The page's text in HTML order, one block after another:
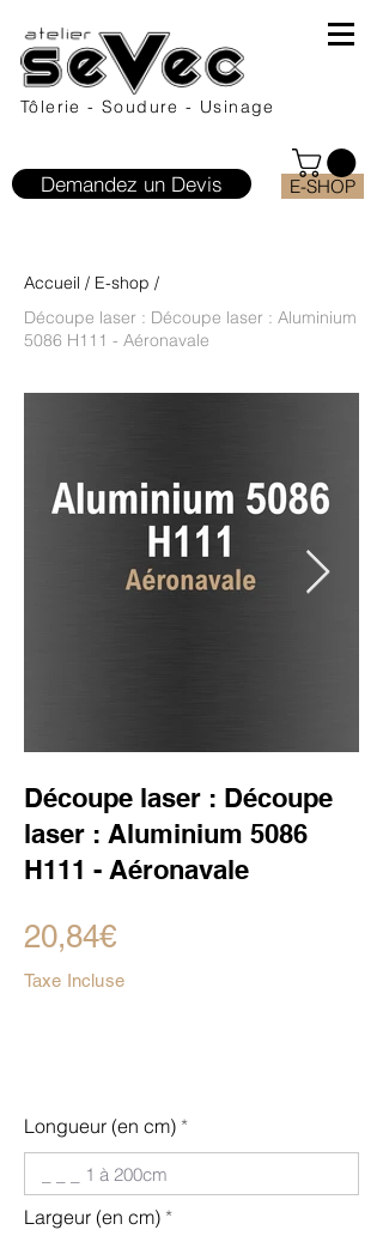
Tôlerie - Soudure - Usinage
E-SHOP
Demandez un Devis
Accueil / E-shop /
Découpe laser : Découpe laser : Aluminium
5086 H111 - Aéronavale
Découpe laser : Découpe
laser : Aluminium 5086
H111 - Aéronavale
20,84€
Taxe Incluse
Longueur (en cm)
Largeur (en cm)